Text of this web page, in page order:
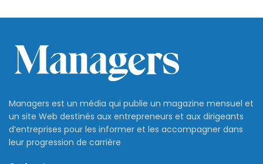
Managers est un média qui publie un magazine mensuel et
un site Web destinés aux entrepreneurs et aux dirigeants
d’entreprises pour les informer et les accompagner dans
leur progression de carrière